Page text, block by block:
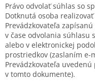
Právo odvolať súhlas so
Dotknutá osoba
Prevádzkovateľa
v čase odvolania súhlasu
alebo v elektronickej
prostriedkov (zaslaním
Prevádzkovateľa
v tomto dokumente).